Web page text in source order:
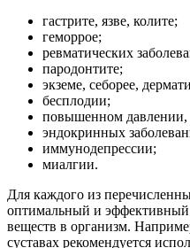
гастрите, язве, колите;
геморрое;
ревматических
пародонтите;
экземе, себорее,
бесплодии;
повышенном давлении,
эндокринных
иммунодепрессии;
миалгии.
Для каждого из
оптимальный и эффективный
веществ в организм.
суставах рекомендуется